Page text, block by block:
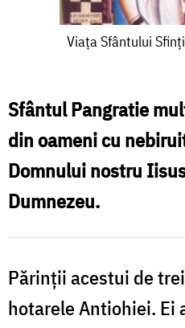
Sfințit
Mucenic
Pangratie
Viața Sfântului
Sfântul Pangratie
din oameni cu
Domnului nostru
Dumnezeu.
Părinții acestui de
hotarele Antiohiei. Ei